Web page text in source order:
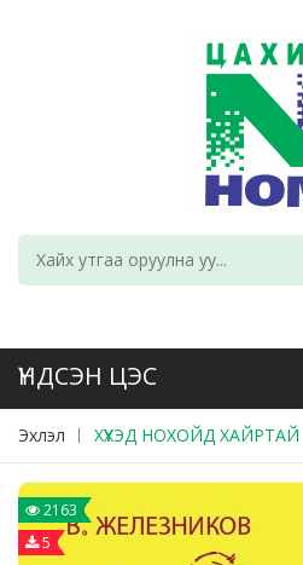
Эхлэл ХҮҮХЭД НОХОЙД ХАЙРТАЙ
2163
5